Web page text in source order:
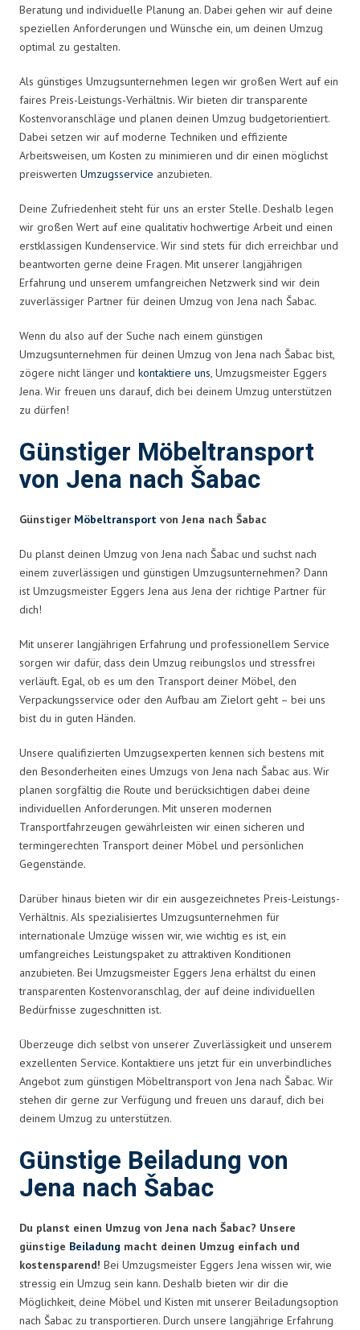
Beratung und individuelle Planung an. Dabei gehen wir auf deine
speziellen Anforderungen und Wünsche ein, um deinen Umzug
optimal zu gestalten.
Als günstiges Umzugsunternehmen legen wir großen Wert auf ein
faires Preis-Leistungs-Verhältnis. Wir bieten dir transparente
Kostenvoranschläge und planen deinen Umzug budgetorientiert.
Dabei setzen wir auf moderne Techniken und effiziente
Arbeitsweisen, um Kosten zu minimieren und dir einen möglichst
preiswerten Umzugsservice anzubieten.
Deine Zufriedenheit steht für uns an erster Stelle. Deshalb legen
wir großen Wert auf eine qualitativ hochwertige Arbeit und einen
erstklassigen Kundenservice. Wir sind stets für dich erreichbar und
beantworten gerne deine Fragen. Mit unserer langjährigen
Erfahrung und unserem umfangreichen Netzwerk sind wir dein
zuverlässiger Partner für deinen Umzug von Jena nach Šabac.
Wenn du also auf der Suche nach einem günstigen
Umzugsunternehmen für deinen Umzug von Jena nach Šabac bist,
zögere nicht länger und kontaktiere uns, Umzugsmeister Eggers
Jena. Wir freuen uns darauf, dich bei deinem Umzug unterstützen
zu dürfen!
Günstiger Möbeltransport
von Jena nach Šabac
Günstiger Möbeltransport von Jena nach Šabac
Du planst deinen Umzug von Jena nach Šabac und suchst nach
einem zuverlässigen und günstigen Umzugsunternehmen? Dann
ist Umzugsmeister Eggers Jena aus Jena der richtige Partner für
dich!
Mit unserer langjährigen Erfahrung und professionellem Service
sorgen wir dafür, dass dein Umzug reibungslos und stressfrei
verläuft. Egal, ob es um den Transport deiner Möbel, den
Verpackungsservice oder den Aufbau am Zielort geht – bei uns
bist du in guten Händen.
Unsere qualifizierten Umzugsexperten kennen sich bestens mit
den Besonderheiten eines Umzugs von Jena nach Šabac aus. Wir
planen sorgfältig die Route und berücksichtigen dabei deine
individuellen Anforderungen. Mit unseren modernen
Transportfahrzeugen gewährleisten wir einen sicheren und
termingerechten Transport deiner Möbel und persönlichen
Gegenstände.
Darüber hinaus bieten wir dir ein ausgezeichnetes Preis-Leistungs-
Verhältnis. Als spezialisiertes Umzugsunternehmen für
internationale Umzüge wissen wir, wie wichtig es ist, ein
umfangreiches Leistungspaket zu attraktiven Konditionen
anzubieten. Bei Umzugsmeister Eggers Jena erhältst du einen
transparenten Kostenvoranschlag, der auf deine individuellen
Bedürfnisse zugeschnitten ist.
Überzeuge dich selbst von unserer Zuverlässigkeit und unserem
exzellenten Service. Kontaktiere uns jetzt für ein unverbindliches
Angebot zum günstigen Möbeltransport von Jena nach Šabac. Wir
stehen dir gerne zur Verfügung und freuen uns darauf, dich bei
deinem Umzug zu unterstützen.
Günstige Beiladung von
Jena nach Šabac
Du planst einen Umzug von Jena nach Šabac? Unsere
günstige Beiladung macht deinen Umzug einfach und
kostensparend! Bei Umzugsmeister Eggers Jena wissen wir, wie
stressig ein Umzug sein kann. Deshalb bieten wir dir die
Möglichkeit, deine Möbel und Kisten mit unserer Beiladungsoption
nach Šabac zu transportieren. Durch unsere langjährige Erfahrung